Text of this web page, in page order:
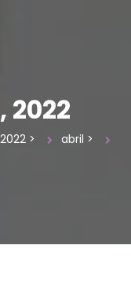
2022
2022 > abril >